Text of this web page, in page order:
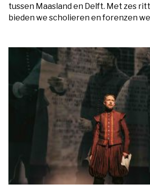
tussen Maasland en Delft. Met zes
bieden we scholieren en forenzen